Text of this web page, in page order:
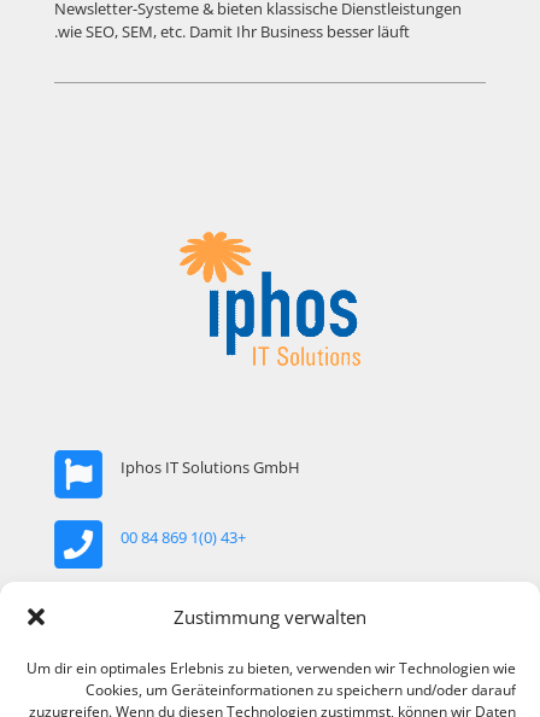
Zustimmung verwalten
Um dir ein optimales Erlebnis zu bieten, verwenden wir Technologien wie
Cookies, um Geräteinformationen zu speichern und/oder darauf
zuzugreifen. Wenn du diesen Technologien zustimmst, können wir Daten
Newsletter-Systeme & bieten klassische Dienstleistungen
wie SEO, SEM, etc. Damit Ihr Business besser läuft.
Iphos IT Solutions GmbH
+43 (0)1 869 84 00
office@iphos.com
Khekgasse 35, 1230 Wien, Österreich